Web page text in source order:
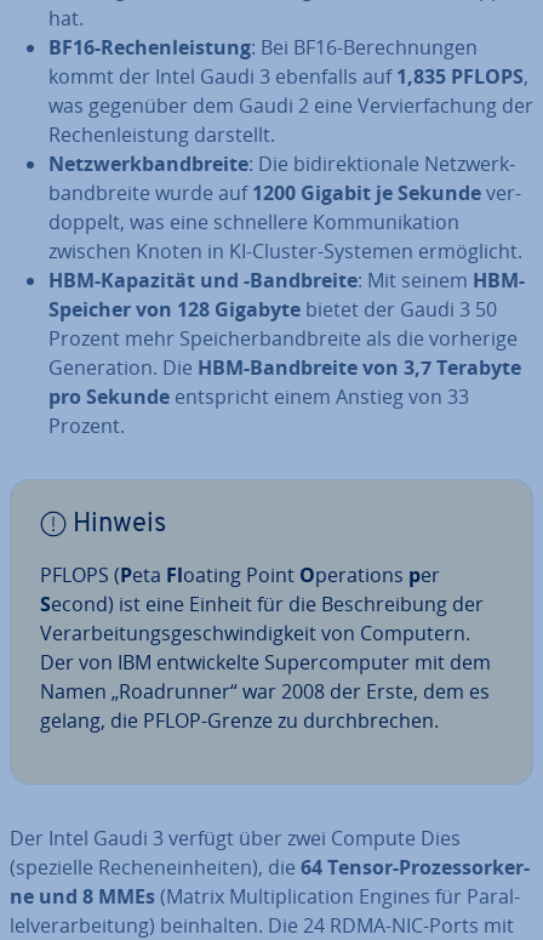
hat.
BF16-Re­chen­leis­tung: Bei BF16-Be­rech­nun­gen
kommt der Intel Gaudi 3 ebenfalls auf1,835 PFLOPS,
was gegenüber dem Gaudi 2 eine Ver­vier­fa­chung der
Re­chen­leis­tung darstellt.
Netz­werk­band­brei­te: Die bi­di­rek­tio­na­le Netz­werk­
band­brei­te wurde auf1200 Gigabit je Sekundever­
dop­pelt, was eine schnel­le­re Kom­mu­ni­ka­ti­on
zwischen Knoten in KI-Cluster-Systemen er­mög­licht.
HBM-Kapazität und -Band­brei­te: Mit seinem HBM-
Speicher von 128 Gigabyte bietet der Gaudi 3 50
Prozent mehr Spei­cher­band­brei­te als die vorherige
Ge­ne­ra­ti­on. Die HBM-Band­brei­te von 3,7 Terabyte
pro Sekunde ent­spricht einem Anstieg von 33
Prozent.
Hinweis
PFLOPS (Peta Floating Point Operations per
Second) ist eine Einheit für die Be­schrei­bung der
Ver­ar­bei­tungs­ge­schwin­dig­keit von Computern.
Der von IBM ent­wi­ckel­te Su­per­com­pu­ter mit dem
Namen „Ro­ad­run­ner“ war 2008 der Erste, dem es
gelang, die PFLOP-Grenze zu durch­bre­chen.
Der Intel Gaudi 3 verfügt über zwei Compute Dies
(spezielle Re­chen­ein­hei­ten), die 64 Tensor-Pro­zes­sor­ker­
ne und 8 MMEs(Matrix Mul­ti­pli­ca­ti­on Engines für Par­al­
lel­ver­ar­bei­tung) be­inhal­ten. Die 24 RDMA-NIC-Ports mit